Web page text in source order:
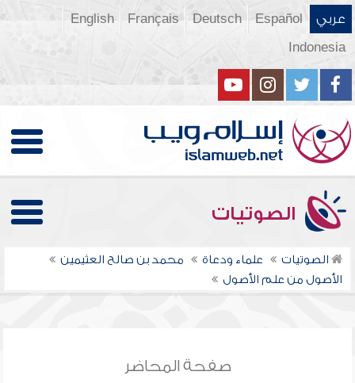
عربي Español
Deutsch
Français
English
Indonesia
الصوتيات
الصوتيات علماء ودعاة
محمد بن صالح العثيمين
الأصول من علم الأصول
صفحة المحاضر